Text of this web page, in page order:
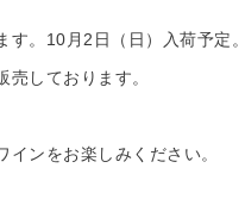
す。10月2日（日）入荷予定
しております。
ンをお楽しみください。